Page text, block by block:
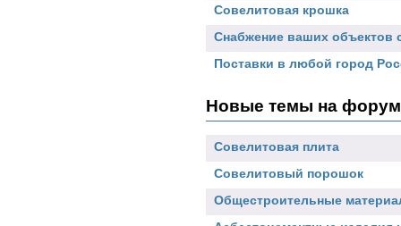
Плита
Совелитовая крошка
Снабжение ваших
Совелитовая плита
Совелитовый порошок